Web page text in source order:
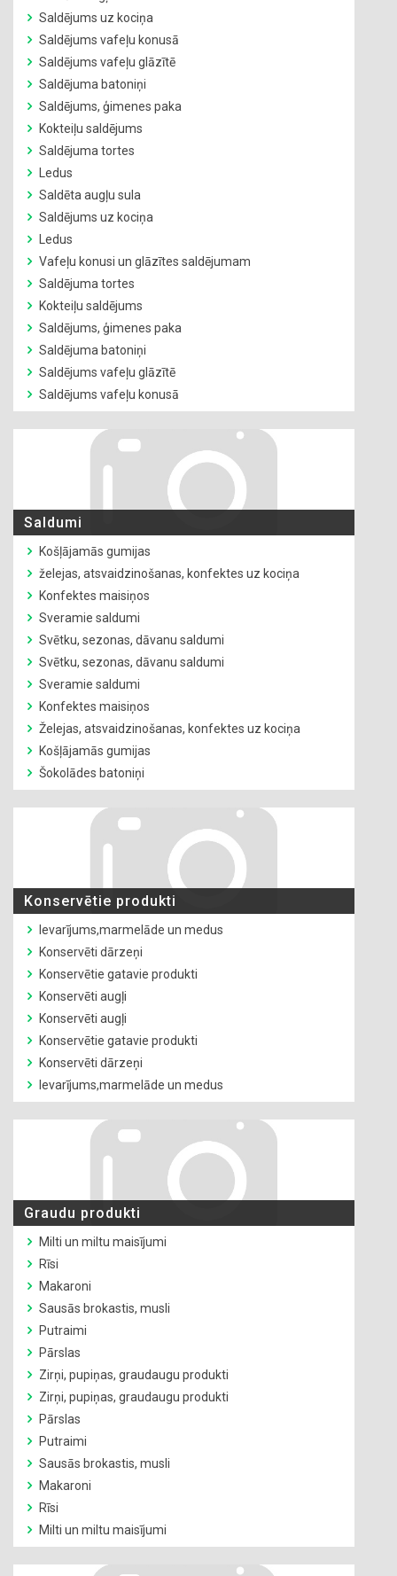
Saldējums uz kociņa
Saldējums vafeļu konusā
Saldējums vafeļu glāzītē
Saldējuma batoniņi
Saldējums, ģimenes paka
Kokteiļu saldējums
Saldējuma tortes
Ledus
Saldēta augļu sula
Saldējums uz kociņa
Ledus
Vafeļu konusi un glāzītes saldējumam
Saldējuma tortes
Kokteiļu saldējums
Saldējums, ģimenes paka
Saldējuma batoniņi
Saldējums vafeļu glāzītē
Saldējums vafeļu konusā
Saldumi
Košļājamās gumijas
želejas, atsvaidzinošanas, konfektes uz kociņa
Konfektes maisiņos
Sveramie saldumi
Svētku, sezonas, dāvanu saldumi
Svētku, sezonas, dāvanu saldumi
Sveramie saldumi
Konfektes maisiņos
Želejas, atsvaidzinošanas, konfektes uz kociņa
Košļājamās gumijas
Šokolādes batoniņi
Konservētie produkti
Ievarījums,marmelāde un medus
Konservēti dārzeņi
Konservētie gatavie produkti
Konservēti augļi
Konservēti augļi
Konservētie gatavie produkti
Konservēti dārzeņi
Ievarījums,marmelāde un medus
Graudu produkti
Milti un miltu maisījumi
Rīsi
Makaroni
Sausās brokastis, musli
Putraimi
Pārslas
Zirņi, pupiņas, graudaugu produkti
Zirņi, pupiņas, graudaugu produkti
Pārslas
Putraimi
Sausās brokastis, musli
Makaroni
Rīsi
Milti un miltu maisījumi